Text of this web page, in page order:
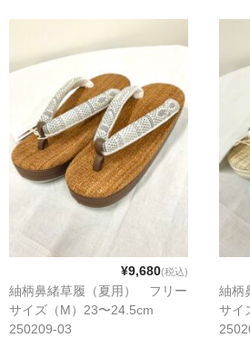
¥9,680(税込)
紬柄鼻緒草履（夏用） フリー
サイズ（M）23〜24.5cm
250209-03
紬柄
サイ